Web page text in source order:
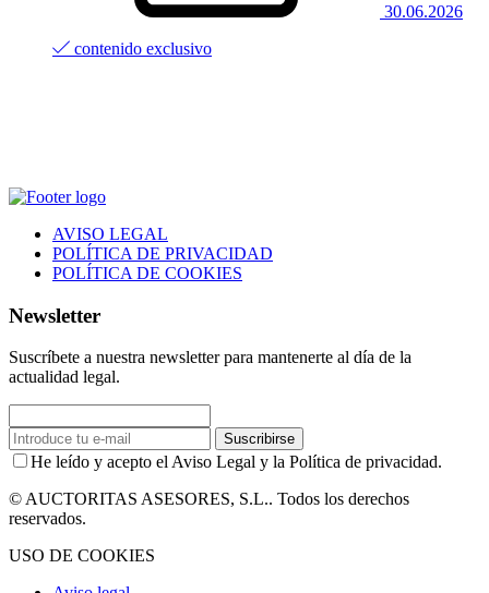
30.06.2026
contenido exclusivo
AVISO LEGAL
POLÍTICA DE PRIVACIDAD
POLÍTICA DE COOKIES
Newsletter
Suscríbete a nuestra newsletter para mantenerte al día de la
actualidad legal.
Suscribirse
He leído y acepto el Aviso Legal y la Política de privacidad.
© AUCTORITAS ASESORES, S.L.. Todos los derechos
reservados.
USO DE COOKIES